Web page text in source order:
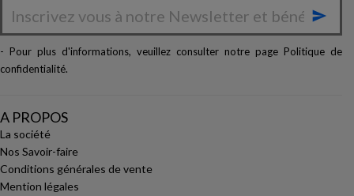

- Pour plus d'informations, veuillez consulter notre page Politique de
confidentialité.
A PROPOS
La société
Nos Savoir-faire
Conditions générales de vente
Mention légales